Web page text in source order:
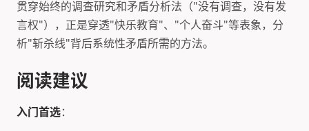
贯穿始终的调查研究和矛盾分析法（"没有调查，没有发
言权"），正是穿透"快乐教育"、"个人奋斗"等表象，分
析"斩杀线"背后系统性矛盾所需的方法。
阅读建议
入门首选：